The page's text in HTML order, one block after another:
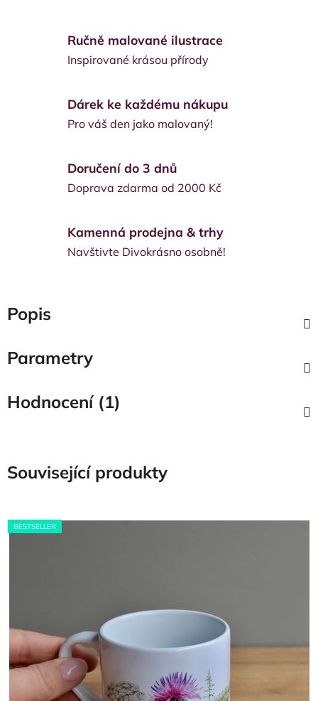
Ručně malované ilustrace
Inspirované krásou přírody
Dárek ke každému nákupu
Pro váš den jako malovaný!
Doručení do 3 dnů
Doprava zdarma od 2000 Kč
Kamenná prodejna & trhy
Navštivte Divokrásno osobně!
Popis
Parametry
Hodnocení (1)
Související produkty
BESTSELLER